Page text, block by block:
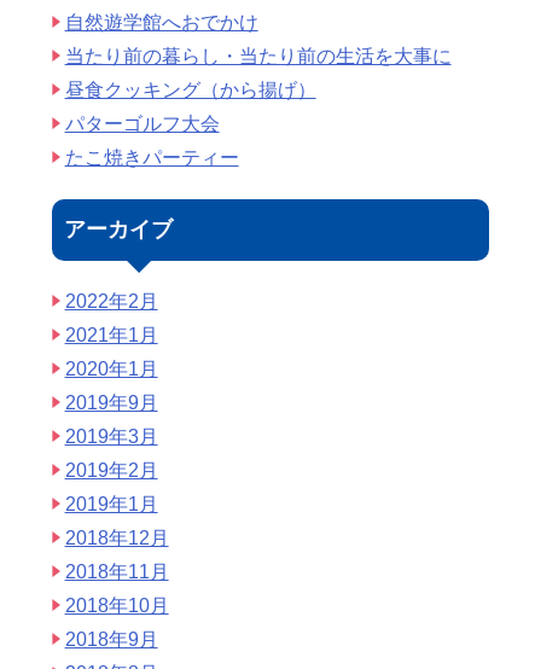
自然遊学館へおでかけ
当たり前の暮らし・当たり前の生活を大事に
昼食クッキング（から揚げ）
パターゴルフ大会
たこ焼きパーティー
アーカイブ
2022年2月
2021年1月
2020年1月
2019年9月
2019年3月
2019年2月
2019年1月
2018年12月
2018年11月
2018年10月
2018年9月